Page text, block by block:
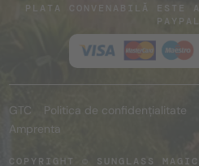
PLATA CONVENABILĂ ESTE
GTC Politica de confidențialitate
Amprenta
COPYRIGHT © SUNGLASS